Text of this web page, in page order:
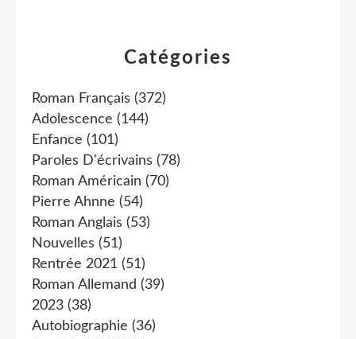
Catégories
Roman Français (372)
Adolescence (144)
Enfance (101)
Paroles D'écrivains (78)
Roman Américain (70)
Pierre Ahnne (54)
Roman Anglais (53)
Nouvelles (51)
Rentrée 2021 (51)
Roman Allemand (39)
2023 (38)
Autobiographie (36)